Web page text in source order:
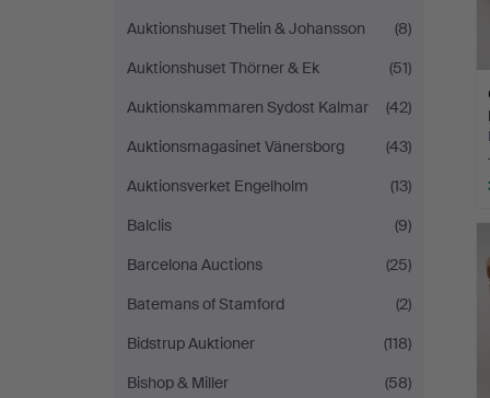
Auktionshuset Thelin & Johansson
(8)
Auktionshuset Thörner & Ek
(51)
Auktionskammaren Sydost Kalmar
(42)
Auktionsmagasinet Vänersborg
(43)
Auktionsverket Engelholm
(13)
Balclis
(9)
Barcelona Auctions
(25)
Batemans of Stamford
(2)
Bidstrup Auktioner
(118)
Bishop & Miller
(58)